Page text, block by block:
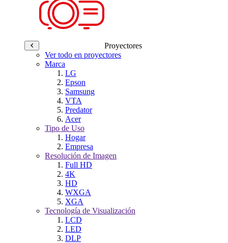
Proyectores
Ver todo en proyectores
Marca
LG
Epson
Samsung
VTA
Predator
Acer
Tipo de Uso
Hogar
Empresa
Resolución de Imagen
Full HD
4K
HD
WXGA
XGA
Tecnología de Visualización
LCD
LED
DLP